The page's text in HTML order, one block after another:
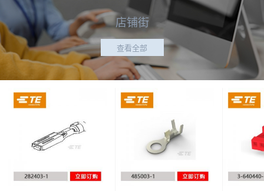
店铺街
查看全部